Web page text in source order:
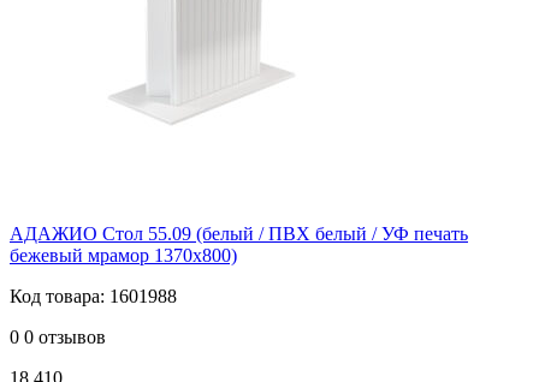
АДАЖИО Стол 55.09 (белый / ПВХ белый / УФ печать
бежевый мрамор 1370х800)
Код товара: 1601988
0 0 отзывов